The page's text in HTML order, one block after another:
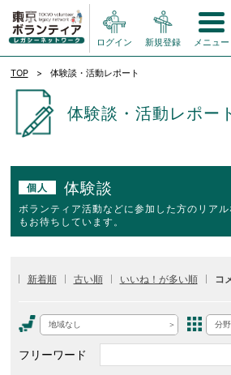
ログイン 新規登録 メニュー
TOP 体験談・活動レポート
体験談・活動レポー
個人 体験談
ボランティア活動などに参加した方のリア
もお待ちしています。
新着順 古い順 いいね！が多い順 コ
地域なし 分野
フリーワード